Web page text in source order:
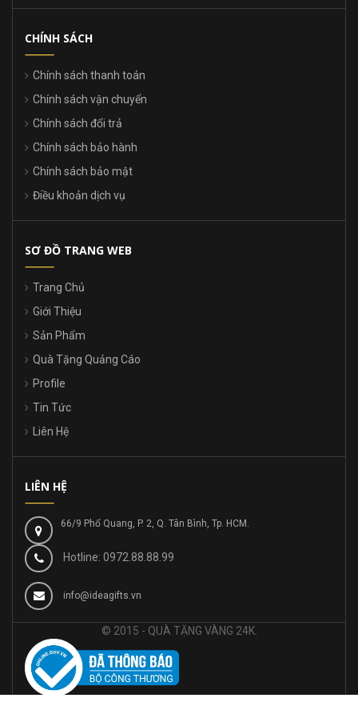
CHÍNH SÁCH
Chính sách thanh toán
Chính sách vận chuyển
Chính sách đổi trả
Chính sách bảo hành
Chính sách bảo mật
Điều khoản dịch vụ
SƠ ĐỒ TRANG WEB
Trang Chủ
Giới Thiệu
Sản Phẩm
Quà Tặng Quảng Cáo
Profile
Tin Tức
Liên Hệ
LIÊN HỆ
66/9 Phổ Quang, P. 2, Q. Tân Bình, Tp. HCM.
Hotline: 0972.88.88.99
info@ideagifts.vn
© 2015 - QUÀ TẶNG VÀNG 24K.